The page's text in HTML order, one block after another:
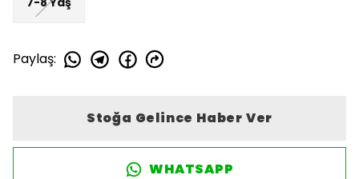
Paylaş:
Stoğa Gelince Haber Ver
WHATSAPP